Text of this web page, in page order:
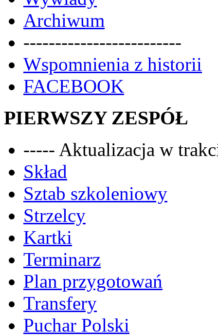
Archiwum
-------------------------
Wspomnienia z historii
FACEBOOK
PIERWSZY ZESPÓŁ
----- Aktualizacja w
Skład
Sztab szkoleniowy
Strzelcy
Kartki
Terminarz
Plan przygotowań
Transfery
Puchar Polski